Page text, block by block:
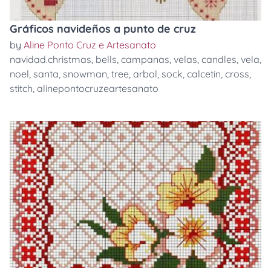
Gráficos navideños a punto de cruz
by Aline Ponto Cruz e Artesanato
navidad.christmas, bells, campanas, velas, candles, vela,
noel, santa, snowman, tree, arbol, sock, calcetin, cross,
stitch, alinepontocruzeartesanato